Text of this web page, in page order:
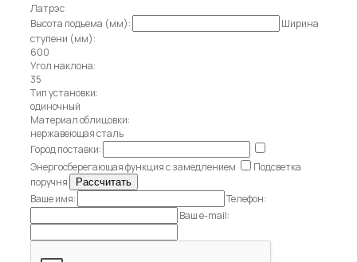
Латрэс
Высота подъема (мм):
Ширина
ступени (мм):
600
Угол наклона:
35
Тип установки:
одиночный
Материал облицовки:
нержавеющая сталь
Город поставки:
Энергосберегающая функция с замедлением
Подсветка
поручня
Ваше имя:
Телефон:
Ваш e-mail: